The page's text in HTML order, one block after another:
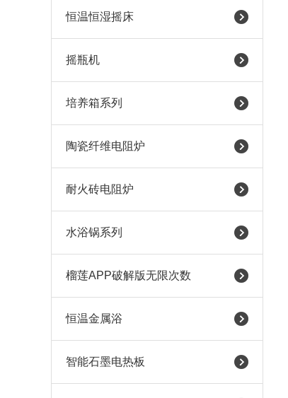
恒温恒湿摇床
摇瓶机
培养箱系列
陶瓷纤维电阻炉
耐火砖电阻炉
水浴锅系列
榴莲APP破解版无限次数
恒温金属浴
智能石墨电热板